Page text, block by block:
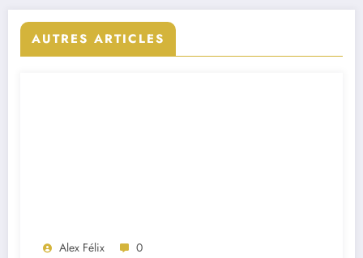
AUTRES ARTICLES
Alex Félix 0